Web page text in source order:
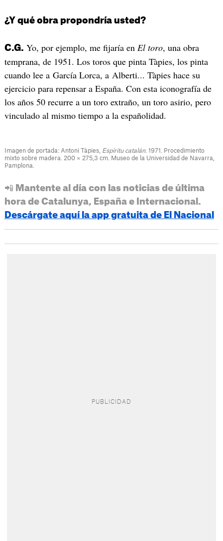
¿Y qué obra propondría usted?
C.G. Yo, por ejemplo, me fijaría en El toro, una obra
temprana, de 1951. Los toros que pinta Tàpies, los pinta
cuando lee a García Lorca, a Alberti... Tàpies hace su
ejercicio para repensar a España. Con esta iconografía de
los años 50 recurre a un toro extraño, un toro asirio, pero
vinculado al mismo tiempo a la españolidad.
Imagen de portada: Antoni Tàpies, Espíritu catalán. 1971. Procedimiento
mixto sobre madera. 200 × 275,3 cm. Museo de la Universidad de Navarra,
Pamplona.
📲 Mantente al día con las noticias de última
hora de Catalunya, España e Internacional.
Descárgate aquí la app gratuita de El Nacional